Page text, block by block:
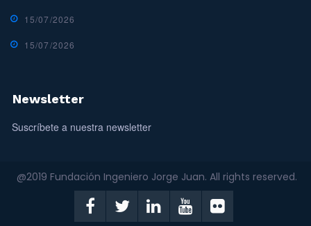
15/07/2026
15/07/2026
Newsletter
Suscríbete a nuestra newsletter
@2019 Fundación Ingeniero Jorge Juan. All rights reserved.